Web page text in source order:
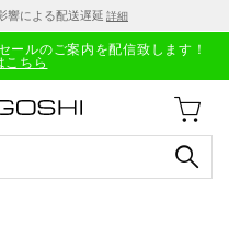
響による配送遅延 詳細
ールのご案内を配信致します！
こちら